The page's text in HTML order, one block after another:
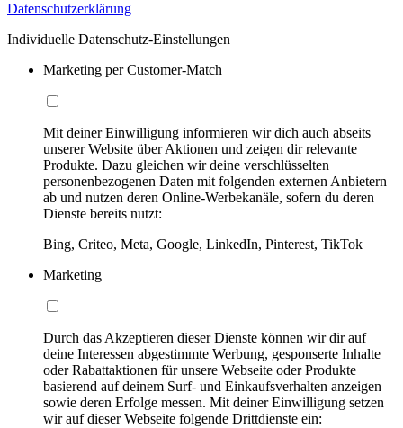
Datenschutzerklärung
Individuelle Datenschutz-Einstellungen
Marketing per Customer-Match
Mit deiner Einwilligung informieren wir dich auch abseits
unserer Website über Aktionen und zeigen dir relevante
Produkte. Dazu gleichen wir deine verschlüsselten
personenbezogenen Daten mit folgenden externen Anbietern
ab und nutzen deren Online-Werbekanäle, sofern du deren
Dienste bereits nutzt:
Bing, Criteo, Meta, Google, LinkedIn, Pinterest, TikTok
Marketing
Durch das Akzeptieren dieser Dienste können wir dir auf
deine Interessen abgestimmte Werbung, gesponserte Inhalte
oder Rabattaktionen für unsere Webseite oder Produkte
basierend auf deinem Surf- und Einkaufsverhalten anzeigen
sowie deren Erfolge messen. Mit deiner Einwilligung setzen
wir auf dieser Webseite folgende Drittdienste ein: